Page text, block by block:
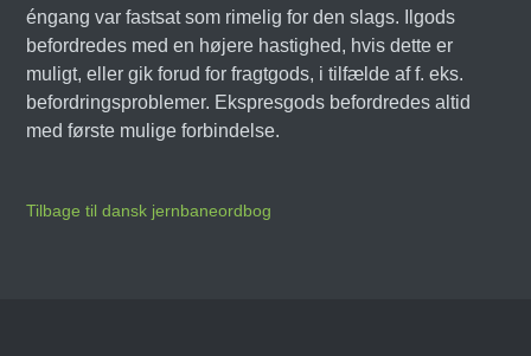
éngang var fastsat som rimelig for den slags. Ilgods
befordredes med en højere hastighed, hvis dette er
muligt, eller gik forud for fragtgods, i tilfælde af f. eks.
befordringsproblemer. Ekspresgods befordredes altid
med første mulige forbindelse.
Tilbage til dansk jernbaneordbog